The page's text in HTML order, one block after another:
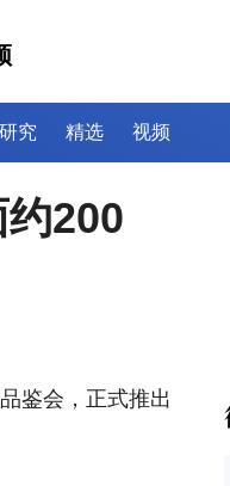
研究 精选 视频
200
鉴会，正式推出